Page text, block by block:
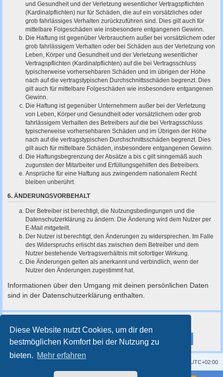
Diese Website nutzt Cookies, um dir den
bestmöglichen Komfort bei der Nutzung zu
bieten. Mehr erfahren
und Gesundheit und der Verletzung wesentlicher Vertragspflichten
(Kardinalpflichten) nur für Schäden, die auf ein vorsätzliches oder
grob fahrlässiges Verhalten zurückzuführen sind. Dies gilt auch für
mittelbare Folgeschäden wie insbesondere entgangenen Gewinn.
Die Haftung ist gegenüber Verbrauchern außer bei vorsätzlichem oder
grob fahrlässigem Verhalten oder bei Schäden aus der Verletzung von
Leben, Körper und Gesundheit und der Verletzung wesentlicher
Vertragspflichten (Kardinalpflichten) auf die bei Vertragsschluss
typischerweise vorhersehbaren Schäden und im übrigen der Höhe
nach auf die vertragstypischen Durchschnittsschäden begrenzt. Dies
gilt auch für mittelbare Folgeschäden wie insbesondere entgangenen
Gewinn.
Die Haftung ist gegenüber Unternehmern außer bei der Verletzung
von Leben, Körper und Gesundheit oder vorsätzlichem oder grob
fahrlässigem Verhalten des Betreibers auf die bei Vertragsschluss
typischerweise vorhersehbaren Schäden und im Übrigen der Höhe
nach auf die vertragstypischen Durchschnittsschäden begrenzt. Dies
gilt auch für mittelbare Schäden, insbesondere entgangenen Gewinn.
Die Haftungsbegrenzung der Absätze a bis c gilt sinngemäß auch
zugunsten der Mitarbeiter und Erfüllungsgehilfen des Betreibers.
Ansprüche für eine Haftung aus zwingendem nationalem Recht
bleiben unberührt.
6. ÄNDERUNGSVORBEHALT
Der Betreiber ist berechtigt, die Nutzungsbedingungen und die
Datenschutzerklärung zu ändern. Die Änderung wird dem Nutzer per
E-Mail mitgeteilt.
Der Nutzer ist berechtigt, den Änderungen zu widersprechen. Im Falle
des Widerspruchs erlischt das zwischen dem Betreiber und dem
Nutzer bestehende Vertragsverhältnis mit sofortiger Wirkung.
Die Änderungen gelten als anerkannt und verbindlich, wenn der
Nutzer den Änderungen zugestimmt hat.
Informationen über den Umgang mit deinen persönlichen Daten
sind in der Datenschutzerklärung enthalten.
UTC+02:00